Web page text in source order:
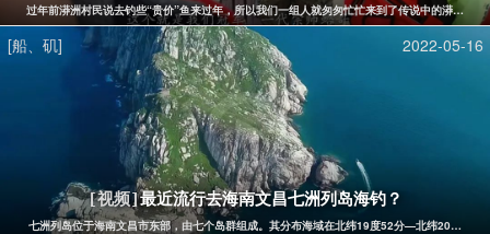
过年前漭洲村民说去钓些“贵价”鱼来过年，所以我们一组人就匆匆忙忙来到了传说中的漭洲，
[船、矶] 2022-05-16
[视频]最近流行去海南文昌七洲列岛海钓？
七洲列岛位于海南文昌市东部，由七个岛群组成。其分布海域在北纬19度52分—北纬20度，